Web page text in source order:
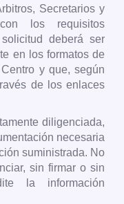
Secretarios y
los requisitos
deberá ser
en los formatos de
y que, según
de los enlaces
diligenciada,
necesaria
suministrada. No
sin firmar o sin
la información